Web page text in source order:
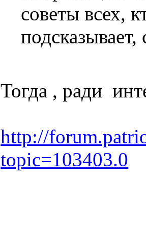
советы всех,
подсказывает,
Тогда , ради
http://
topic=103403.0